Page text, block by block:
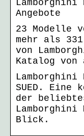
Angebote
23 Modelle
mehr als
von
Katalog
Lamborghini
SUED. Eine
der
Lamborghini
Blick.